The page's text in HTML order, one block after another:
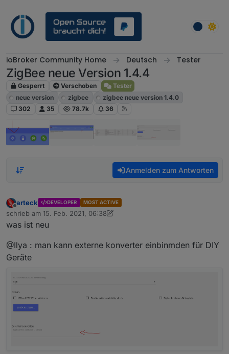
ioBroker Community Home Deutsch Tester
ZigBee neue Version 1.4.4
Gesperrt Verschoben
Tester
neue version
zigbee
zigbee neue version 1.4.0
302
35 78.7k 36
Anmelden zum Antworten
Offline
arteck DEVELOPER MOST ACTIVE
schrieb am 15. Feb. 2021, 06:38
zuletzt editiert von arteck
was ist neu
@Ilya : man kann externe konverter einbinmden für DIY
Geräte